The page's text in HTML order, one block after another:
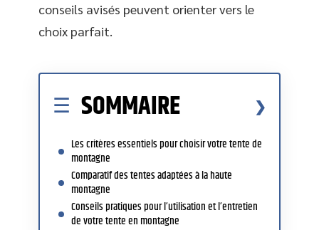
conseils avisés peuvent orienter vers le
choix parfait.
SOMMAIRE
Les critères essentiels pour choisir votre tente de
montagne
Comparatif des tentes adaptées à la haute
montagne
Conseils pratiques pour l’utilisation et l’entretien
de votre tente en montagne